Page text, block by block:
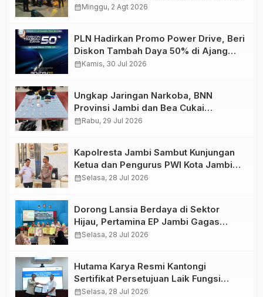
Kendaraan
calendar_monthMinggu, 2 Agt 2026
PLN Hadirkan Promo Power Drive, Beri
Diskon Tambah Daya 50% di Ajang
GIIAS 2026
calendar_monthKamis, 30 Jul 2026
Ungkap Jaringan Narkoba, BNN
Provinsi Jambi dan Bea Cukai
Amankan Sembilan Pelaku beserta
calendar_monthRabu, 29 Jul 2026
Kapolresta Jambi Sambut Kunjungan
Ketua dan Pengurus PWI Kota Jambi
Perkuat Sinergi dan Kolaborasi
calendar_monthSelasa, 28 Jul 2026
Dorong Lansia Berdaya di Sektor
Hijau, Pertamina EP Jambi Gagas
Lansiapreneur Batik Eco-Print
calendar_monthSelasa, 28 Jul 2026
Hutama Karya Resmi Kantongi
Sertifikat Persetujuan Laik Fungsi
Struktur Jembatan Musi V Tol
calendar_monthSelasa, 28 Jul 2026